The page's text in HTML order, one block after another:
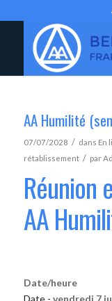
AA Humilité
07/07/2028 / dans En
rétablissement / par
Réunion
AA
Date/heure
Date - vendredi 7